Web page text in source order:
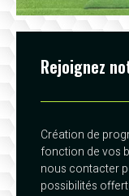
Rejoignez
Création de
fonction de vos
nous contacter
possibilités